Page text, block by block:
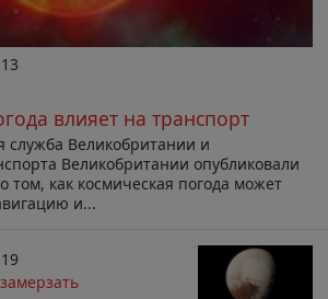
влияет на транспорт
служба Великобритании и
Великобритании опубликовали
том, как космическая погода может
и...